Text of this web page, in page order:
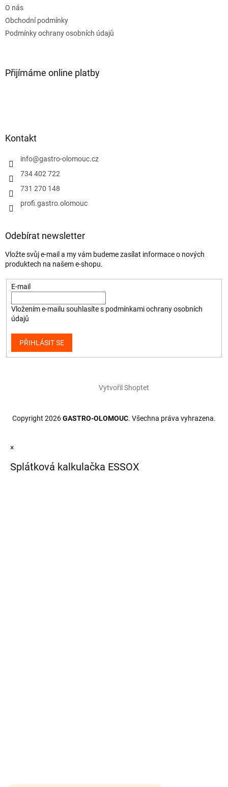
O nás
Obchodní podmínky
Podmínky ochrany osobních údajů
Přijímáme online platby
Kontakt
info@gastro-olomouc.cz
734 402 722
731 270 148
profi.gastro.olomouc
Odebírat newsletter
Vložte svůj e-mail a my vám budeme zasílat informace o nových
produktech na našem e-shopu.
E-mail
Vložením e-mailu souhlasíte s podmínkami ochrany osobních
údajů
PŘIHLÁSIT SE
Vytvořil Shoptet
Copyright 2026GASTRO-OLOMOUC. Všechna práva vyhrazena.
×
Splátková kalkulačka ESSOX